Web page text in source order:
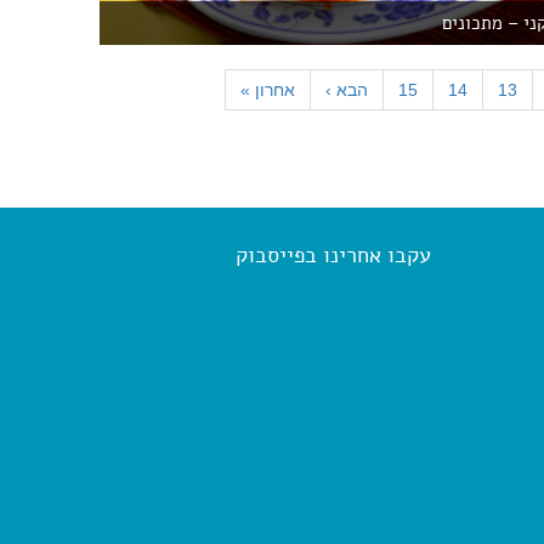
– מתכונים
13
14
15 הבא › אחרון »
עקבו אחרינו בפייסבוק